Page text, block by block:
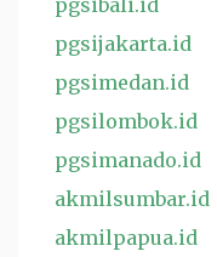
pgsibali.id
pgsijakarta.id
pgsimedan.id
pgsilombok.id
pgsimanado.id
akmilsumbar.id
akmilpapua.id